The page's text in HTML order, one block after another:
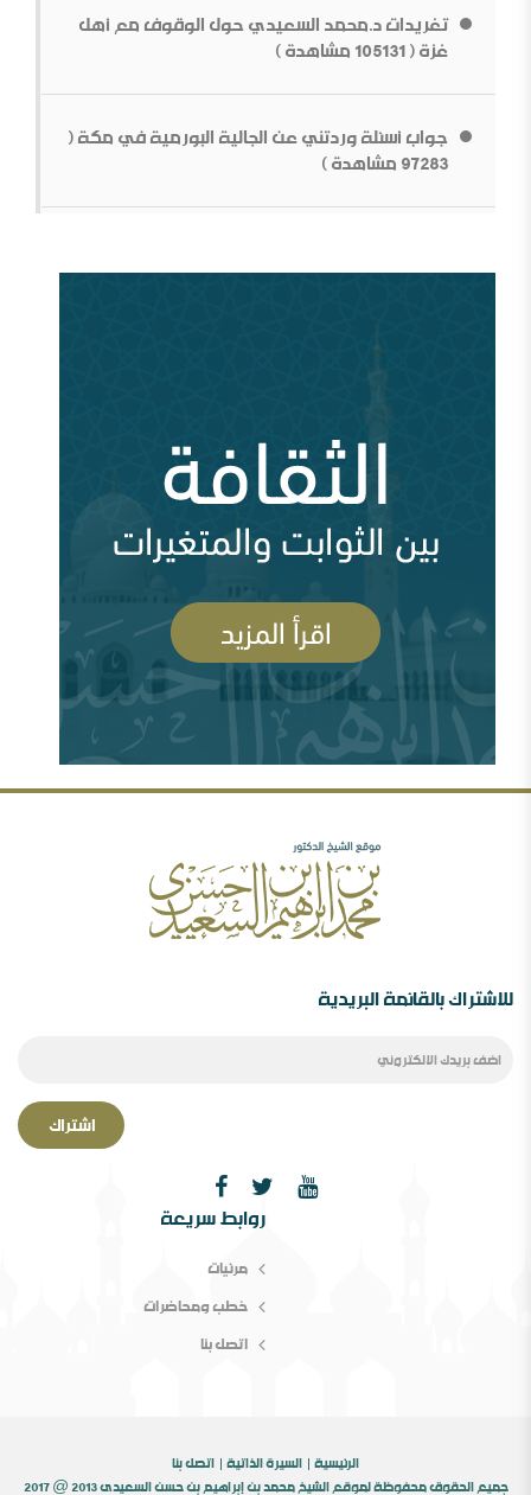
قطع الطريق دون داعش
أين السلفية من الانفصاليين في اليمن
شبهات عن الغلو عند السلفيين . ومنه مقتضبات من مقالات
سابقة
بناء الشخصية السلفية في ظل المتغيرات[محاضرة مفرغة]
السلفية والصوفية: نصح بعلم وحكم بعدل
الصحوة بين الانحراف عنها والانحراف بها..ورقة د.محمد
الصحوة بین الانحراف عنھا والانحراف بھا￼ ورقة مقدمة
لمؤتمر الصحوة،دراسة في المفھوم والإشكالات المقام
تغريدات د.محمد السعيدي حول الوقوف مع أهل
غزة ( 105131 مشاهدة )
جواب أسئلة وردتني عن الجالية البورمية في مكة (
97283 مشاهدة )
مشاهدة )
أزمة قطر وإدارة الأزمة ( 83705 مشاهدة )
السعودية وقطر ومشروع العمق الاستراتيجي (
رأيي فيما صدر عن الشيخ سعد الشثري تجاه داعش (
77974 مشاهدة )
مهرجان جروزني بين المؤتمر والمؤامرة ( 77631
مشاهدة )
للاشتراك بالقائمة البريدية
اشتراك
روابط سريعة
مرئيات
خطب ومحاضرات
اتصل بنا
الرئيسية السيرة الذاتية اتصل بنا
جميع الحقوق محفوظة لموقع الشيخ محمد بن إبراهيم بن حسن السعيدى 2013 @ 2017